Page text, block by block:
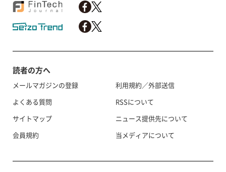
読者の方へ
メールマガジンの登録
よくある質問
サイトマップ
会員規約
利用規約／外部送信
RSSについて
ニュース提供先について
当メディアについて